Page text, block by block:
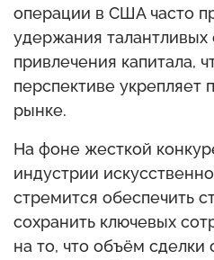
операции в США часто
удержания талантливых
привлечения капитала,
перспективе укрепляет
рынке.
На фоне жесткой
индустрии
стремится обеспечить
сохранить ключевых
на то, что объём сделки